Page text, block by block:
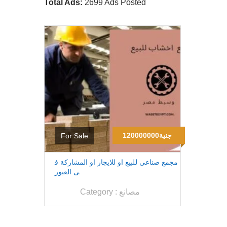
Total Ads: 2699 Ads Posted
For Sale 120000000جنية
مجمع صناعى للبيع او للايجار او المشاركة ف
ى العبور
Category : مصانع